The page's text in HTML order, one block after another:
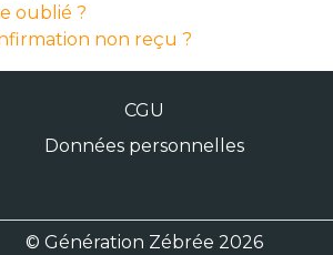
oublié ?
non reçu ?
CGU
Données personnelles
© Génération Zébrée 2026